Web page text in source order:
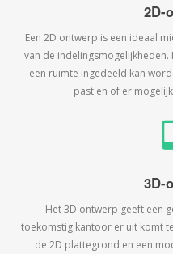
2D-
Een 2D ontwerp is een ideaal
van de
een ruimte ingedeeld kan
past en of er
3D-
Het 3D ontwerp geeft een
toekomstig kantoor er uit komt
de 2D plattegrond en een